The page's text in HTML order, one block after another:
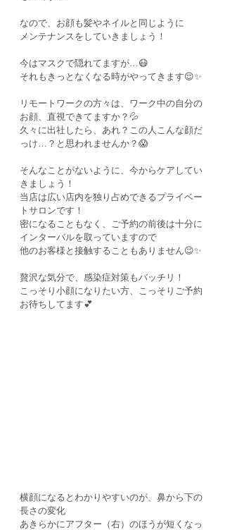
なので、お顔も髪やネイルと同じように
メンテナンスをしていきましょう！
今はマスクで隠れてますが…😷
それもきっとなくなる時がやってきます😌✨
リモートワークの方々は、ワーク中の自分の
お顔、直視できてますか？💦
久々に出社したら、あれ？この人こんな顔だ
っけ…？と思われませんか？😱
そんなことがないように、今からケアしてい
きましょう！
当店は広い店内を独り占めできるプライベー
トサロンです！
密になることもなく、ご予約の前後は十分に
インターバルを取っていますので
他のお客様と接触することもありません😉✨
贅沢な気分で、感染症対策もバッチリ！
こっそり小顔になりたい方、こっそりご予約
お待ちしてます💕
横顔になるとわかりやすいのが、鼻から下の
長さの変化
あきらかにアフター（右）のほうが短くなっ